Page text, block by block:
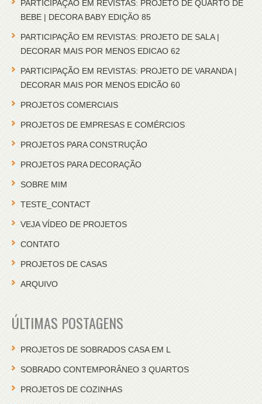
PARTICIPAÇÃO EM REVISTAS: PROJETO DE QUARTO DE
BEBE | DECORA BABY EDIÇÃO 85
PARTICIPAÇÃO EM REVISTAS: PROJETO DE SALA |
DECORAR MAIS POR MENOS EDICAO 62
PARTICIPAÇÃO EM REVISTAS: PROJETO DE VARANDA |
DECORAR MAIS POR MENOS EDICÃO 60
PROJETOS COMERCIAIS
PROJETOS DE EMPRESAS E COMÉRCIOS
PROJETOS PARA CONSTRUÇÃO
PROJETOS PARA DECORAÇÃO
SOBRE MIM
TESTE_CONTACT
VEJA VÍDEO DE PROJETOS
CONTATO
PROJETOS DE CASAS
ARQUIVO
ÚLTIMAS POSTAGENS
PROJETOS DE SOBRADOS CASA EM L
SOBRADO CONTEMPORÂNEO 3 QUARTOS
PROJETOS DE COZINHAS